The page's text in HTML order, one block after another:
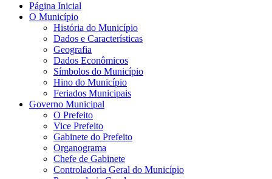
Página Inicial
O Município
História do Município
Dados e Características
Geografia
Dados Econômicos
Símbolos do Município
Hino do Município
Feriados Municipais
Governo Municipal
O Prefeito
Vice Prefeito
Gabinete do Prefeito
Organograma
Chefe de Gabinete
Controladoria Geral do Município